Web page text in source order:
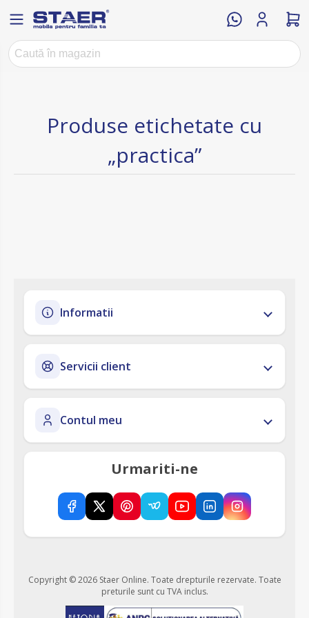
Produse etichetate cu
„practica”
Informatii
Servicii client
Contul meu
Urmariti-ne
Copyright © 2026 Staer Online. Toate drepturile rezervate. Toate
preturile sunt cu TVA inclus.